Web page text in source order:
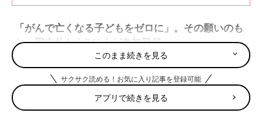
す。2016年に生まれた娘の明凛（あかり）ちゃ
と診断されました。明凛ちゃんの障害のことや
子育ての様子について、直美さんに話を聞きま
した。全２回のインタビューの１回目です。
「がんで亡くなる子どもをゼロに」。その願いのも
と、国内外から740人が参加登録
このまま続きを見る
サクサク読める！お気に入り記事を登録可能
アプリで続きを見る